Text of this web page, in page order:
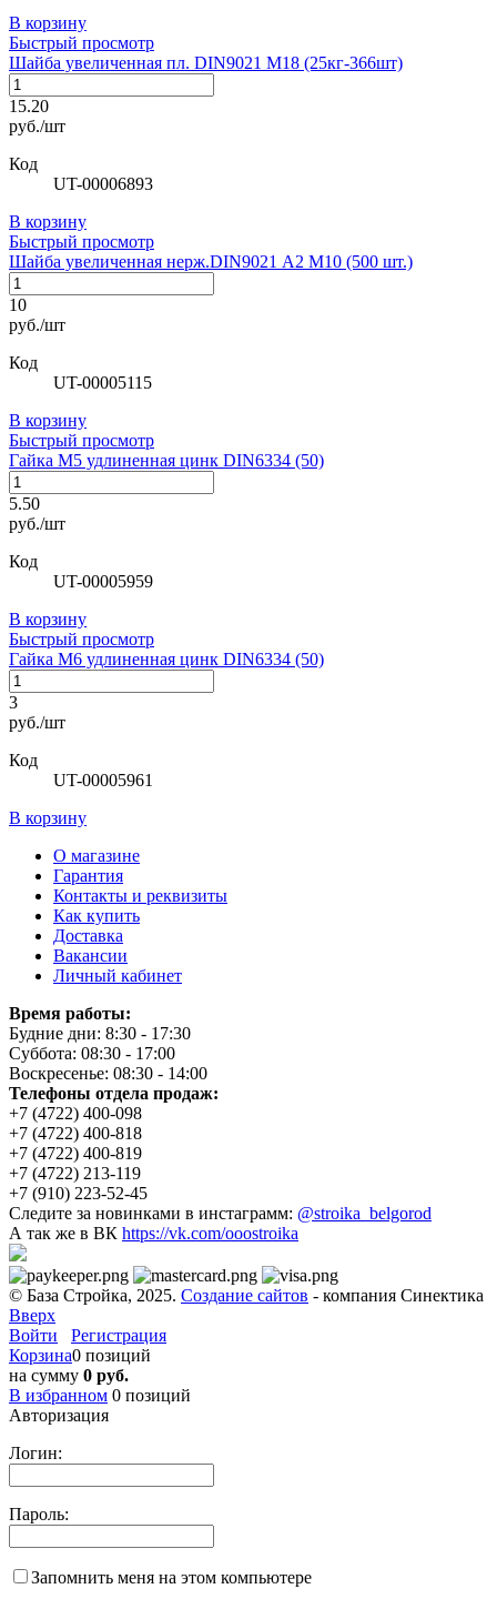
В корзину
Быстрый просмотр
Шайба увеличенная пл. DIN9021 М18 (25кг-366шт)
15.20
руб./шт
Код
UT-00006893
В корзину
Быстрый просмотр
Шайба увеличенная нерж.DIN9021 А2 М10 (500 шт.)
10
руб./шт
Код
UT-00005115
В корзину
Быстрый просмотр
Гайка М5 удлиненная цинк DIN6334 (50)
5.50
руб./шт
Код
UT-00005959
В корзину
Быстрый просмотр
Гайка М6 удлиненная цинк DIN6334 (50)
3
руб./шт
Код
UT-00005961
В корзину
О магазине
Гарантия
Контакты и реквизиты
Как купить
Доставка
Вакансии
Личный кабинет
Время работы:
Будние дни: 8:30 - 17:30
Суббота: 08:30 - 17:00
Воскресенье: 08:30 - 14:00
Телефоны отдела продаж:
+7 (4722) 400-098
+7 (4722) 400-818
+7 (4722) 400-819
+7 (4722) 213-119
+7 (910) 223-52-45
Следите за новинками в инстаграмм: @stroika_belgorod
А так же в ВК https://vk.com/ooostroika
© База Стройка, 2025. Создание сайтов - компания Синектика
Вверх
Войти
Регистрация
Корзина0 позиций
на сумму 0 руб.
В избранном 0 позиций
Авторизация
Логин:
Пароль:
Запомнить меня на этом компьютере